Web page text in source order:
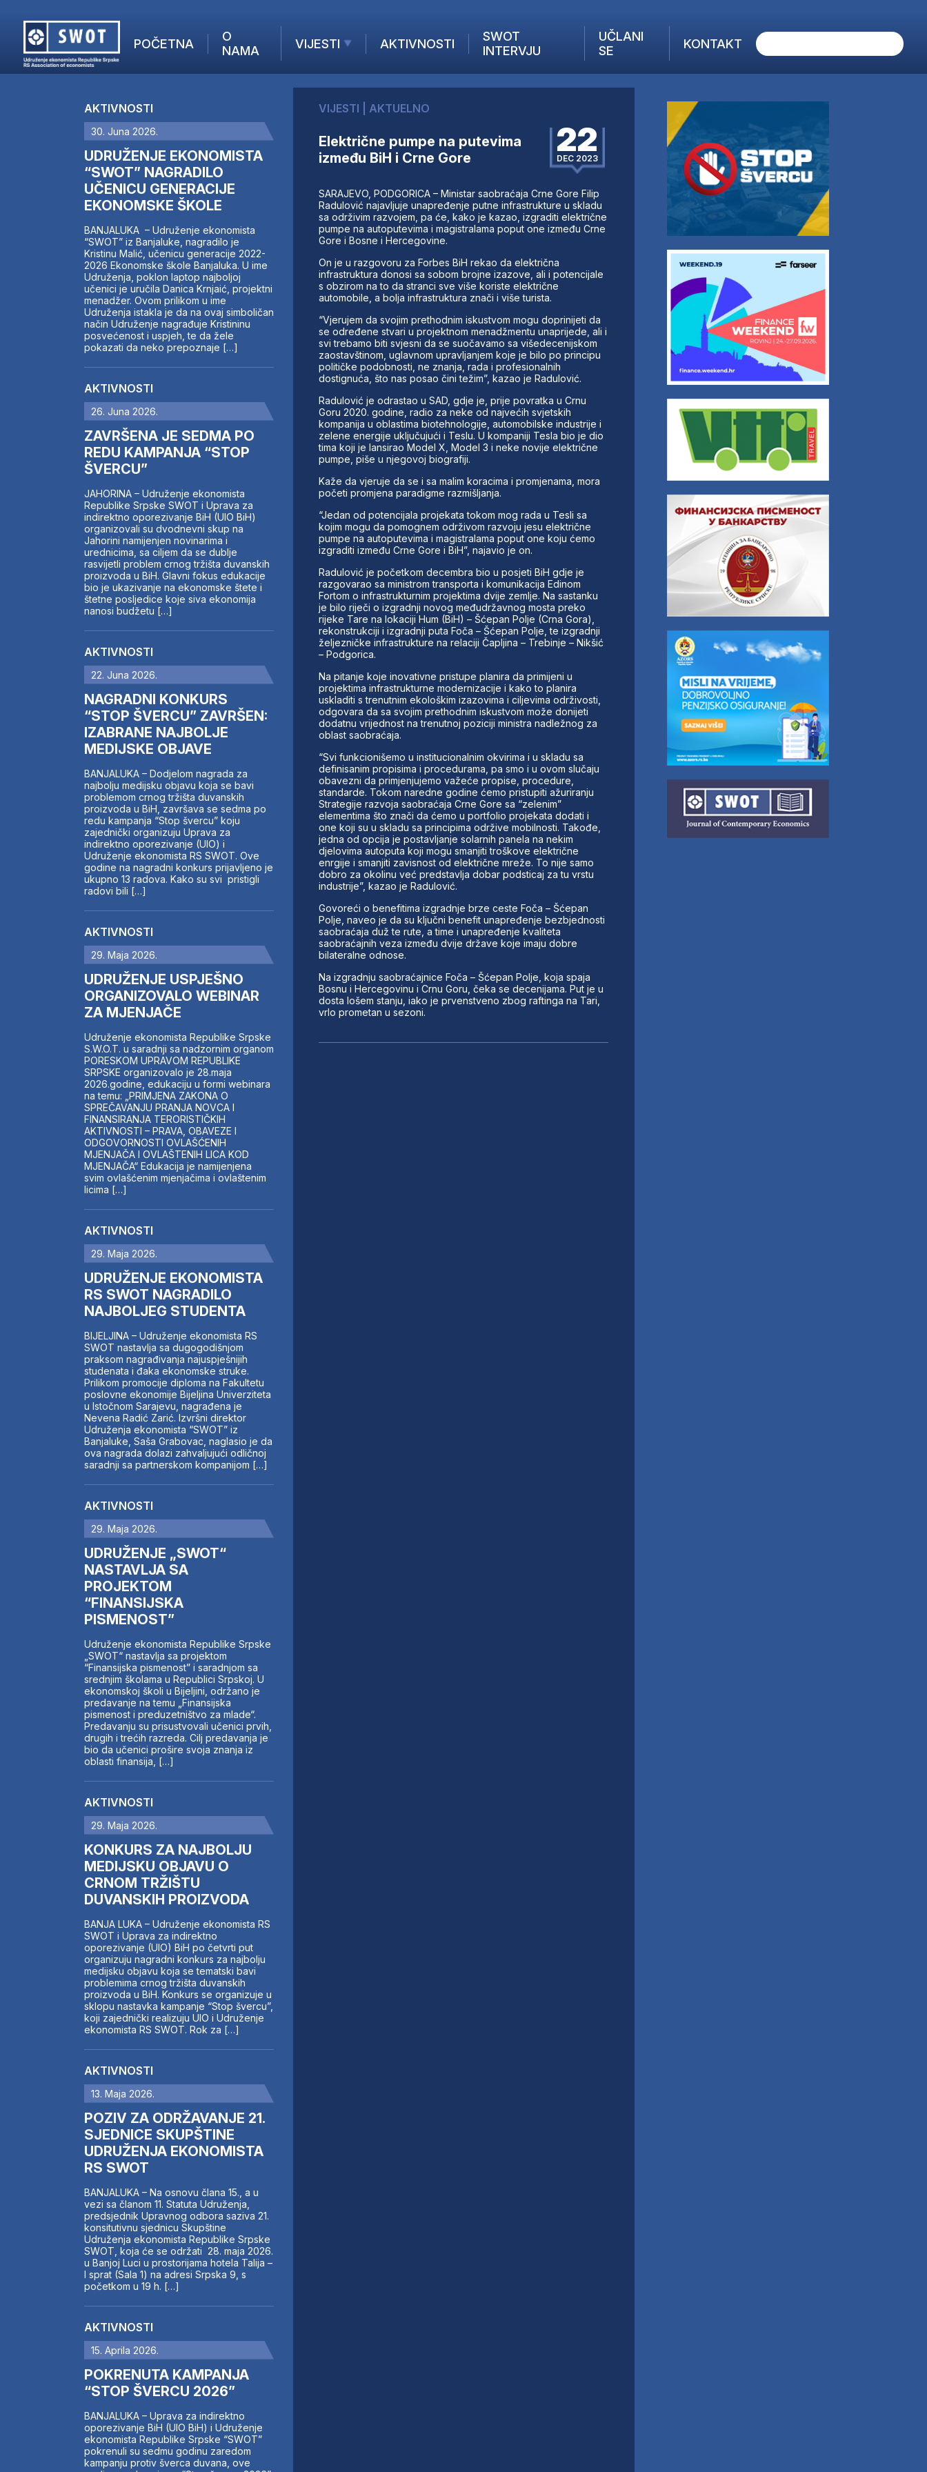
POČETNA
O
NAMA
VIJESTI
AKTUELNO
KOMPANIJE
FINANSIJE
IZ STRANIH MEDIJA
AKTIVNOSTI
SWOT
INTERVJU
UČLANI
SE
KONTAKT
AKTUELNO
ANALIZE
KOMPANIJE
FINANSIJE
IZ STRANIH MEDIJA
AKTIVNOSTI
SWOT INTERVJU
UČLANI SE
KONTAKT
AKTIVNOSTI
30. Juna 2026.
UDRUŽENJE EKONOMISTA
“SWOT” NAGRADILO
UČENICU GENERACIJE
EKONOMSKE ŠKOLE
BANJALUKA – Udruženje ekonomista
“SWOT” iz Banjaluke, nagradilo je
Kristinu Malić, učenicu generacije 2022-
2026 Ekonomske škole Banjaluka. U ime
Udruženja, poklon laptop najboljoj
učenici je uručila Danica Krnjaić, projektni
menadžer. Ovom prilikom u ime
Udruženja istakla je da na ovaj simboličan
način Udruženje nagrađuje Kristininu
posvećenost i uspjeh, te da žele
pokazati da neko prepoznaje […]
AKTIVNOSTI
26. Juna 2026.
ZAVRŠENA JE SEDMA PO
REDU KAMPANJA “STOP
ŠVERCU”
JAHORINA – Udruženje ekonomista
Republike Srpske SWOT i Uprava za
indirektno oporezivanje BiH (UIO BiH)
organizovali su dvodnevni skup na
Jahorini namijenjen novinarima i
urednicima, sa ciljem da se dublje
rasvijetli problem crnog tržišta duvanskih
proizvoda u BiH. Glavni fokus edukacije
bio je ukazivanje na ekonomske štete i
štetne posljedice koje siva ekonomija
nanosi budžetu […]
AKTIVNOSTI
22. Juna 2026.
NAGRADNI KONKURS
“STOP ŠVERCU” ZAVRŠEN:
IZABRANE NAJBOLJE
MEDIJSKE OBJAVE
BANJALUKA – Dodjelom nagrada za
najbolju medijsku objavu koja se bavi
problemom crnog tržišta duvanskih
proizvoda u BiH, završava se sedma po
redu kampanja “Stop švercu” koju
zajednički organizuju Uprava za
indirektno oporezivanje (UIO) i
Udruženje ekonomista RS SWOT. Ove
godine na nagradni konkurs prijavljeno je
ukupno 13 radova. Kako su svi pristigli
radovi bili […]
AKTIVNOSTI
29. Maja 2026.
UDRUŽENJE USPJEŠNO
ORGANIZOVALO WEBINAR
ZA MJENJAČE
Udruženje ekonomista Republike Srpske
S.W.O.T. u saradnji sa nadzornim organom
PORESKOM UPRAVOM REPUBLIKE
SRPSKE organizovalo je 28.maja
2026.godine, edukaciju u formi webinara
na temu: „PRIMJENA ZAKONA O
SPREČAVANJU PRANJA NOVCA I
FINANSIRANJA TERORISTIČKIH
AKTIVNOSTI – PRAVA, OBAVEZE I
ODGOVORNOSTI OVLAŠĆENIH
MJENJAČA I OVLAŠTENIH LICA KOD
MJENJAČA“ Edukacija je namijenjena
svim ovlašćenim mjenjačima i ovlaštenim
licima […]
AKTIVNOSTI
29. Maja 2026.
UDRUŽENJE EKONOMISTA
RS SWOT NAGRADILO
NAJBOLJEG STUDENTA
BIJELJINA – Udruženje ekonomista RS
SWOT nastavlja sa dugogodišnjom
praksom nagrađivanja najuspješnijih
studenata i đaka ekonomske struke.
Prilikom promocije diploma na Fakultetu
poslovne ekonomije Bijeljina Univerziteta
u Istočnom Sarajevu, nagrađena je
Nevena Radić Zarić. Izvršni direktor
Udruženja ekonomista “SWOT” iz
Banjaluke, Saša Grabovac, naglasio je da
ova nagrada dolazi zahvaljujući odličnoj
saradnji sa partnerskom kompanijom […]
AKTIVNOSTI
29. Maja 2026.
UDRUŽENJE „SWOT“
NASTAVLJA SA
PROJEKTOM
“FINANSIJSKA
PISMENOST”
Udruženje ekonomista Republike Srpske
„SWOT“ nastavlja sa projektom
“Finansijska pismenost” i saradnjom sa
srednjim školama u Republici Srpskoj. U
ekonomskoj školi u Bijeljini, održano je
predavanje na temu „Finansijska
pismenost i preduzetništvo za mlade“.
Predavanju su prisustvovali učenici prvih,
drugih i trećih razreda. Cilj predavanja je
bio da učenici prošire svoja znanja iz
oblasti finansija, […]
AKTIVNOSTI
29. Maja 2026.
KONKURS ZA NAJBOLJU
MEDIJSKU OBJAVU O
CRNOM TRŽIŠTU
DUVANSKIH PROIZVODA
BANJA LUKA – Udruženje ekonomista RS
SWOT i Uprava za indirektno
oporezivanje (UIO) BiH po četvrti put
organizuju nagradni konkurs za najbolju
medijsku objavu koja se tematski bavi
problemima crnog tržišta duvanskih
proizvoda u BiH. Konkurs se organizuje u
sklopu nastavka kampanje “Stop švercu”,
koji zajednički realizuju UIO i Udruženje
ekonomista RS SWOT. Rok za […]
AKTIVNOSTI
13. Maja 2026.
POZIV ZA ODRŽAVANJE 21.
SJEDNICE SKUPŠTINE
UDRUŽENJA EKONOMISTA
RS SWOT
BANJALUKA – Na osnovu člana 15., a u
vezi sa članom 11. Statuta Udruženja,
predsjednik Upravnog odbora saziva 21.
konsitutivnu sjednicu Skupštine
Udruženja ekonomista Republike Srpske
SWOT, koja će se održati 28. maja 2026.
u Banjoj Luci u prostorijama hotela Talija –
I sprat (Sala 1) na adresi Srpska 9, s
početkom u 19 h. […]
AKTIVNOSTI
15. Aprila 2026.
POKRENUTA KAMPANJA
“STOP ŠVERCU 2026”
BANJALUKA – Uprava za indirektno
oporezivanje BiH (UIO BiH) i Udruženje
ekonomista Republike Srpske “SWOT”
pokrenuli su sedmu godinu zaredom
kampanju protiv šverca duvana, ove
VIJESTI AKTUELNO
Električne pumpe na putevima
između BiH i Crne Gore
22
DEC 2023
SARAJEVO, PODGORICA – Ministar saobraćaja Crne Gore Filip
Radulović najavljuje unapređenje putne infrastrukture u skladu
sa održivim razvojem, pa će, kako je kazao, izgraditi električne
pumpe na autoputevima i magistralama poput one između Crne
Gore i Bosne i Hercegovine.
On je u razgovoru za Forbes BiH rekao da električna
infrastruktura donosi sa sobom brojne izazove, ali i potencijale
s obzirom na to da stranci sve više koriste električne
automobile, a bolja infrastruktura znači i više turista.
“Vjerujem da svojim prethodnim iskustvom mogu doprinijeti da
se određene stvari u projektnom menadžmentu unaprijede, ali i
svi trebamo biti svjesni da se suočavamo sa višedecenijskom
zaostavštinom, uglavnom upravljanjem koje je bilo po principu
političke podobnosti, ne znanja, rada i profesionalnih
dostignuća, što nas posao čini težim”, kazao je Radulović.
Radulović je odrastao u SAD, gdje je, prije povratka u Crnu
Goru 2020. godine, radio za neke od najvećih svjetskih
kompanija u oblastima biotehnologije, automobilske industrije i
zelene energije uključujući i Teslu. U kompaniji Tesla bio je dio
tima koji je lansirao Model X, Model 3 i neke novije električne
pumpe, piše u njegovoj biografiji.
Kaže da vjeruje da se i sa malim koracima i promjenama, mora
početi promjena paradigme razmišljanja.
“Jedan od potencijala projekata tokom mog rada u Tesli sa
kojim mogu da pomognem održivom razvoju jesu električne
pumpe na autoputevima i magistralama poput one koju ćemo
izgraditi između Crne Gore i BiH”, najavio je on.
Radulović je početkom decembra bio u posjeti BiH gdje je
razgovarao sa ministrom transporta i komunikacija Edinom
Fortom o infrastrukturnim projektima dvije zemlje. Na sastanku
je bilo riječi o izgradnji novog međudržavnog mosta preko
rijeke Tare na lokaciji Hum (BiH) – Šćepan Polje (Crna Gora),
rekonstrukciji i izgradnji puta Foča – Šćepan Polje, te izgradnji
željezničke infrastrukture na relaciji Čapljina – Trebinje – Nikšić
– Podgorica.
Na pitanje koje inovativne pristupe planira da primijeni u
projektima infrastrukturne modernizacije i kako to planira
uskladiti s trenutnim ekološkim izazovima i ciljevima održivosti,
odgovara da sa svojim prethodnim iskustvom može donijeti
dodatnu vrijednost na trenutnoj poziciji ministra nadležnog za
oblast saobraćaja.
“Svi funkcionišemo u institucionalnim okvirima i u skladu sa
definisanim propisima i procedurama, pa smo i u ovom slučaju
obavezni da primjenjujemo važeće propise, procedure,
standarde. Tokom naredne godine ćemo pristupiti ažuriranju
Strategije razvoja saobraćaja Crne Gore sa “zelenim”
elementima što znači da ćemo u portfolio projekata dodati i
one koji su u skladu sa principima održive mobilnosti. Takođe,
jedna od opcija je postavljanje solarnih panela na nekim
djelovima autoputa koji mogu smanjiti troškove električne
enrgije i smanjiti zavisnost od električne mreže. To nije samo
dobro za okolinu već predstavlja dobar podsticaj za tu vrstu
industrije”, kazao je Radulović.
Govoreći o benefitima izgradnje brze ceste Foča – Šćepan
Polje, naveo je da su ključni benefit unapređenje bezbjednosti
saobraćaja duž te rute, a time i unapređenje kvaliteta
saobraćajnih veza između dvije države koje imaju dobre
bilateralne odnose.
Na izgradnju saobraćajnice Foča – Šćepan Polje, koja spaja
Bosnu i Hercegovinu i Crnu Goru, čeka se decenijama. Put je u
dosta lošem stanju, iako je prvenstveno zbog raftinga na Tari,
vrlo prometan u sezoni.